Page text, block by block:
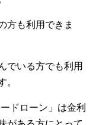
方も利用できま
でいる方でも利用
。
ドローン」は金利